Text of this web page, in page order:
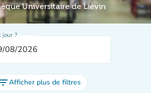
Universitaire de Liévin
jour ?
Afficher plus de filtres